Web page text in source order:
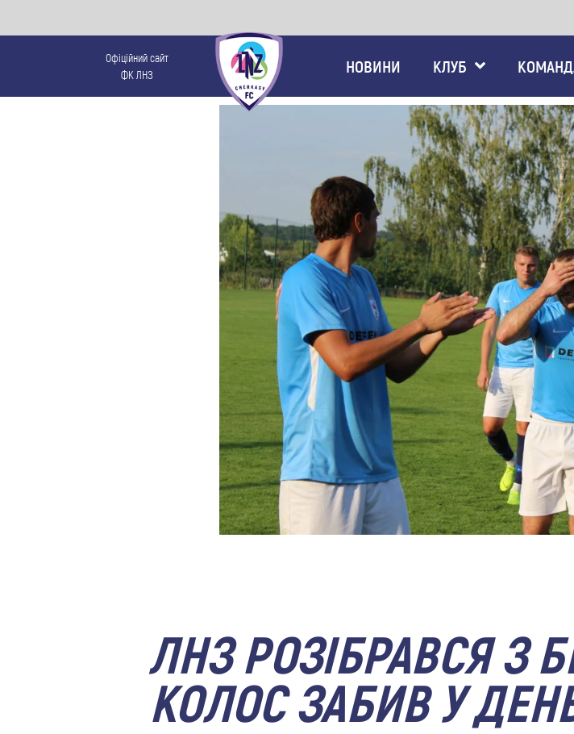
Офіційний сайт
ФК ЛНЗ
НОВИНИ КЛУБ
ЛНЗ РОЗІБРАВСЯ З
КОЛОС ЗАБИВ У